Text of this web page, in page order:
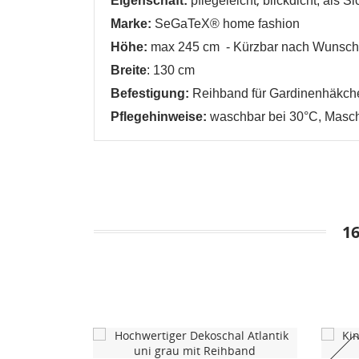
Marke: SeGaTeX® home fashion
Höhe: max 245 cm - Kürzbar nach Wunsch
Breite: 130 cm
Befestigung: Reihband für
Pflegehinweise: waschbar bei 30°C,